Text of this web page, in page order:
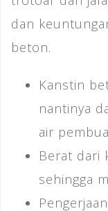
dan
beton.
Kanstin
nantinya
air
Berat dari
sehingga